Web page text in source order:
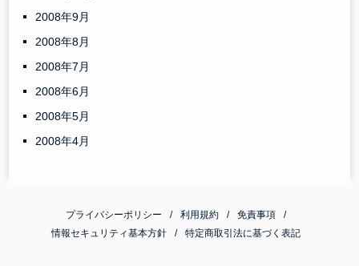
2008年9月
2008年8月
2008年7月
2008年6月
2008年5月
2008年4月
プライバシーポリシー 利用規約
免責事項
情報セキュリティ基本方針
特定商取引法に基づく表記